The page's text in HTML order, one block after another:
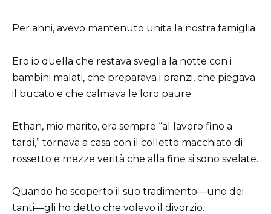
Per anni, avevo mantenuto unita la nostra famiglia.
Ero io quella che restava sveglia la notte con i
bambini malati, che preparava i pranzi, che piegava
il bucato e che calmava le loro paure.
Ethan, mio marito, era sempre “al lavoro fino a
tardi,” tornava a casa con il colletto macchiato di
rossetto e mezze verità che alla fine si sono svelate.
Quando ho scoperto il suo tradimento—uno dei
tanti—gli ho detto che volevo il divorzio.